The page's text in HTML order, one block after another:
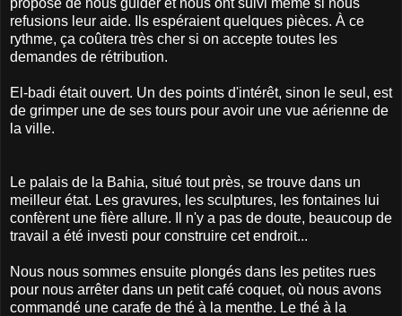
refusions leur aide. Ils espéraient quelques pièces. À ce
rythme, ça coûtera très cher si on accepte toutes les
demandes de rétribution.
El-badi était ouvert. Un des points d'intérêt, sinon le seul, est
de grimper une de ses tours pour avoir une vue aérienne de
la ville.
Le palais de la Bahia, situé tout près, se trouve dans un
meilleur état. Les gravures, les sculptures, les fontaines lui
confèrent une fière allure. Il n'y a pas de doute, beaucoup de
travail a été investi pour construire cet endroit...
Nous nous sommes ensuite plongés dans les petites rues
pour nous arrêter dans un petit café coquet, où nous avons
commandé une carafe de thé à la menthe. Le thé à la